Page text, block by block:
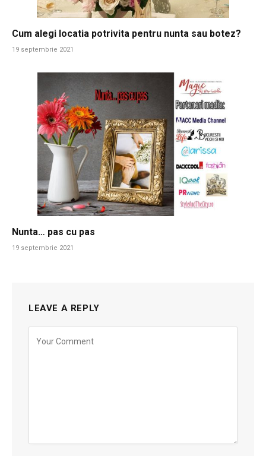
Cum alegi locatia potrivita pentru nunta sau botez?
19 septembrie 2021
Nunta… pas cu pas
19 septembrie 2021
LEAVE A REPLY